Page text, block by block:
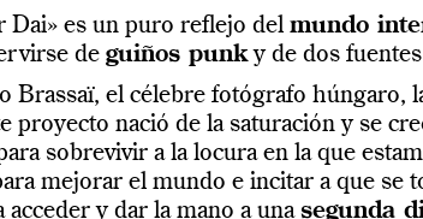
Dai» es un puro reflejo del mundo
de guiños punky de dos
Brassaï, el célebre fotógrafo húngaro,
proyecto nació de la saturación y se
sobrevivir a la locura en la que
mejorar el mundo e incitar a que se
acceder y dar la mano a una segunda